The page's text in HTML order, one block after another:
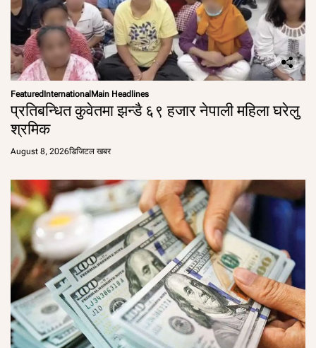
FeaturedInternationalMain Headlines
प्रतिबन्धित कुवेतमा झन्डै ६९ हजार नेपाली महिला घरेलु
श्रमिक
August 8, 2026डिजिटल खबर